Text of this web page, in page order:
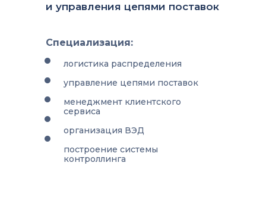
и управления цепями поставок
Специализация:
логистика распределения
управление цепями поставок
менеджмент клиентского
сервиса
организация ВЭД
построение системы
контроллинга